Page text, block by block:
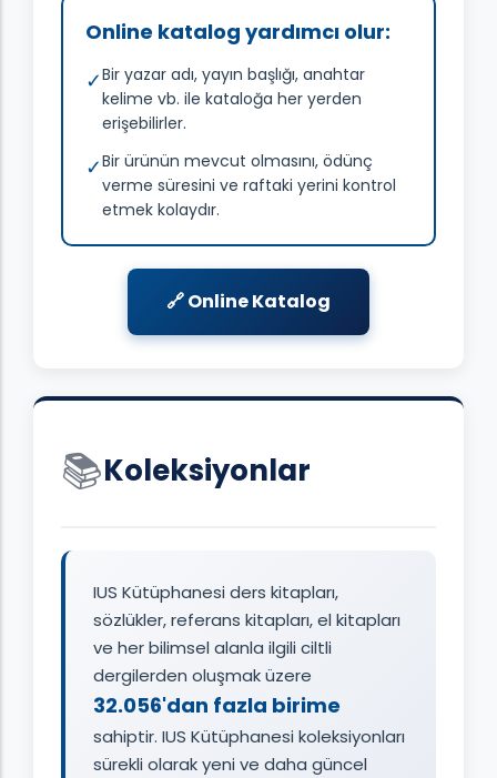
Online katalog yardımcı olur:
✓Bir yazar adı, yayın başlığı, anahtar
kelime vb. ile kataloğa her yerden
erişebilirler.
✓Bir ürünün mevcut olmasını, ödünç
verme süresini ve raftaki yerini kontrol
etmek kolaydır.
🔗 Online Katalog
📚Koleksiyonlar
IUS Kütüphanesi ders kitapları,
sözlükler, referans kitapları, el kitapları
ve her bilimsel alanla ilgili ciltli
dergilerden oluşmak üzere
32.056'dan fazla birime
sahiptir. IUS Kütüphanesi koleksiyonları
sürekli olarak yeni ve daha güncel